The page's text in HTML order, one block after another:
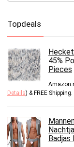
Topdeals
45%
Pieces
Details) & FREE Shipping.